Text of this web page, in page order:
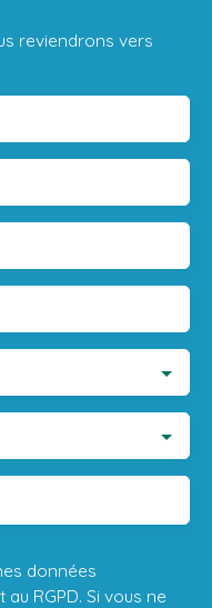
reviendrons vers
données
RGPD. Si vous ne